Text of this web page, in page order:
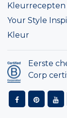
Kleurrecepten
Your Style
Kleur
Eerste
Corp